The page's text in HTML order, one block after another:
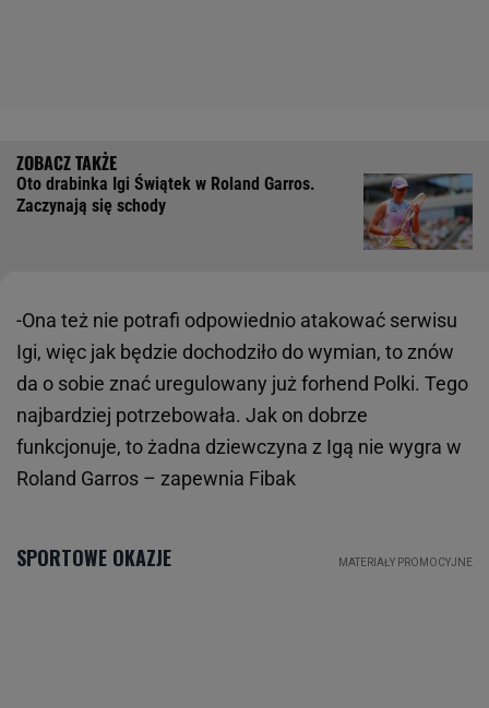
Oto drabinka Igi Świątek w Roland Garros.
Zaczynają się schody
-Ona też nie potrafi odpowiednio atakować serwisu
Igi, więc jak będzie dochodziło do wymian, to znów
da o sobie znać uregulowany już forhend Polki. Tego
najbardziej potrzebowała. Jak on dobrze
funkcjonuje, to żadna dziewczyna z Igą nie wygra w
Roland Garros – zapewnia Fibak